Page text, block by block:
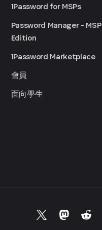
1Password for MSPs
Password Manager - MSP
Edition
1Password Marketplace
會員
面向學生